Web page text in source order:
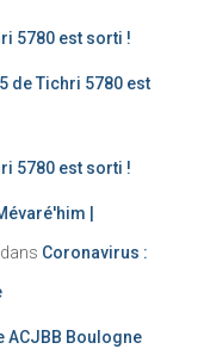
5780 est sorti !
de Tichri 5780 est
5780 est sorti !
|
dans Coronavirus :
ACJBB Boulogne